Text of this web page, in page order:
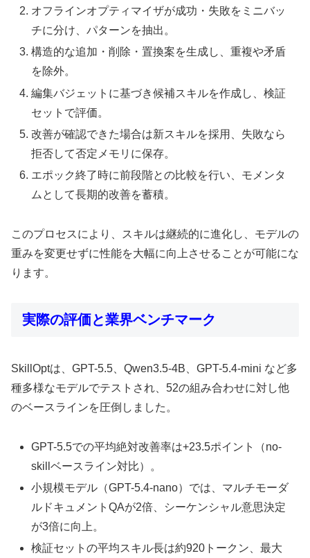
オフラインオプティマイザが成功・失敗をミニバッ
チに分け、パターンを抽出。
構造的な追加・削除・置換案を生成し、重複や矛盾
を除外。
編集バジェットに基づき候補スキルを作成し、検証
セットで評価。
改善が確認できた場合は新スキルを採用、失敗なら
拒否して否定メモリに保存。
エポック終了時に前段階との比較を行い、モメンタ
ムとして長期的改善を蓄積。
このプロセスにより、スキルは継続的に進化し、モデルの
重みを変更せずに性能を大幅に向上させることが可能にな
ります。
実際の評価と業界ベンチマーク
SkillOptは、GPT-5.5、Qwen3.5-4B、GPT-5.4-mini など多
種多様なモデルでテストされ、52の組み合わせに対し他
のベースラインを圧倒しました。
GPT-5.5での平均絶対改善率は+23.5ポイント（no-
skillベースライン対比）。
小規模モデル（GPT-5.4-nano）では、マルチモーダ
ルドキュメントQAが2倍、シーケンシャル意思決定
が3倍に向上。
検証セットの平均スキル長は約920トークン、最大